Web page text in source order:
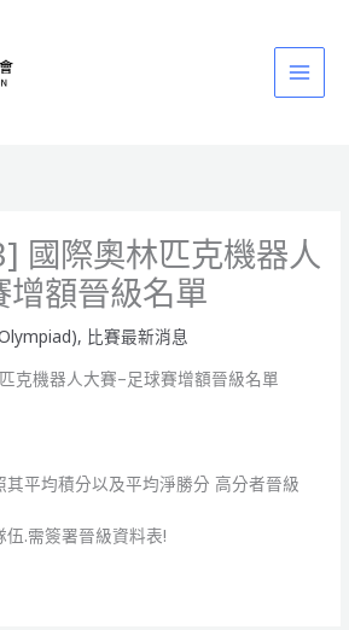
國際奧林匹克機器人
增額晉級名單
, 比賽最新消息
克機器人大賽–足球賽增額晉級名單
平均積分以及平均淨勝分 高分者晉級
.需簽署晉級資料表!